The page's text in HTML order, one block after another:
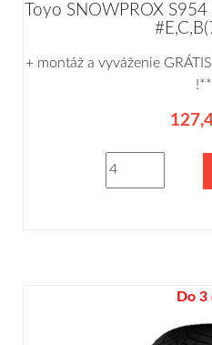
Toyo SNOWPROX
+ montáž a vyváženie
!**
Do 3